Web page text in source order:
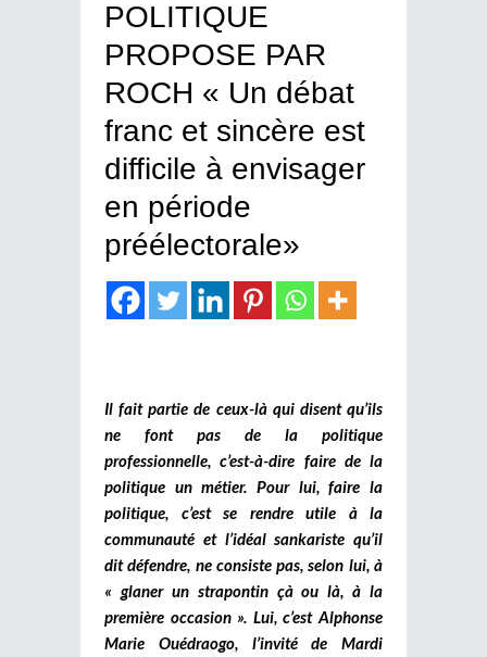
POLITIQUE
PROPOSE PAR
ROCH « Un débat
franc et sincère est
difficile à envisager
en période
préélectorale»
Il fait partie de ceux-là qui disent qu’ils
ne font pas de la politique
professionnelle, c’est-à-dire faire de la
politique un métier. Pour lui, faire la
politique, c’est se rendre utile à la
communauté et l’idéal sankariste qu’il
dit défendre, ne consiste pas, selon lui, à
« glaner un strapontin çà ou là, à la
première occasion ». Lui, c’est Alphonse
Marie Ouédraogo, l’invité de Mardi